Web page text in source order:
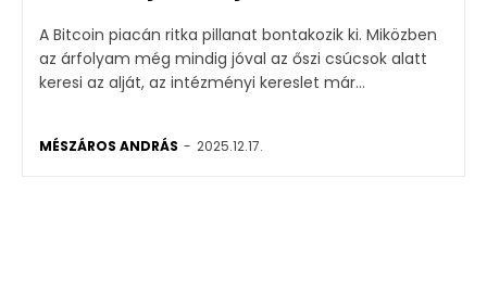
A Bitcoin piacán ritka pillanat bontakozik ki. Miközben
az árfolyam még mindig jóval az őszi csúcsok alatt
keresi az alját, az intézményi kereslet már...
MÉSZÁROS ANDRÁS - 2025.12.17.